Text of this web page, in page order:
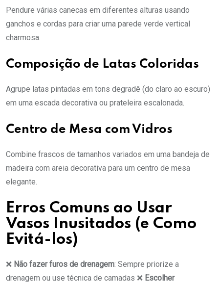
Pendure várias canecas em diferentes alturas usando
ganchos e cordas para criar uma parede verde vertical
charmosa.
Composição de Latas Coloridas
Agrupe latas pintadas em tons degradê (do claro ao escuro)
em uma escada decorativa ou prateleira escalonada.
Centro de Mesa com Vidros
Combine frascos de tamanhos variados em uma bandeja de
madeira com areia decorativa para um centro de mesa
elegante.
Erros Comuns ao Usar
Vasos Inusitados (e Como
Evitá-los)
❌ Não fazer furos de drenagem: Sempre priorize a
drenagem ou use técnica de camadas ❌ Escolher